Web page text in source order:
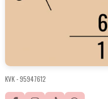
KVK -95947612